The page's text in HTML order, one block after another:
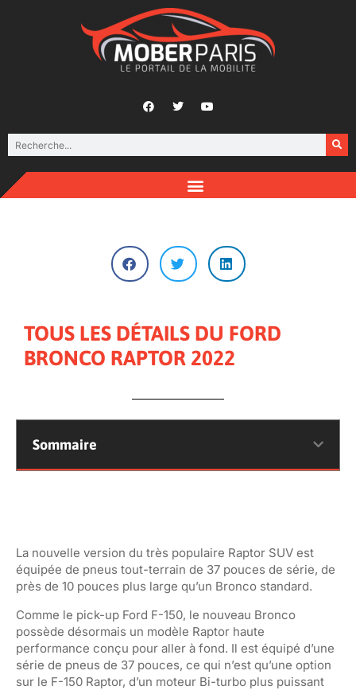
TOUS LES DÉTAILS DU FORD
BRONCO RAPTOR 2022
Sommaire
La nouvelle version du très populaire Raptor SUV est
équipée de pneus tout-terrain de 37 pouces de série, de
près de 10 pouces plus large qu’un Bronco standard.
Comme le pick-up Ford F-150, le nouveau Bronco
possède désormais un modèle Raptor haute
performance conçu pour aller à fond. Il est équipé d’une
série de pneus de 37 pouces, ce qui n’est qu’une option
sur le F-150 Raptor, d’un moteur Bi-turbo plus puissant